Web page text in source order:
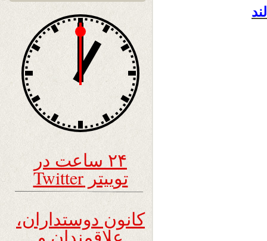
۲۴ ساعت در
توییتر Twitter
کانون دوستداران،
علاقمندان و